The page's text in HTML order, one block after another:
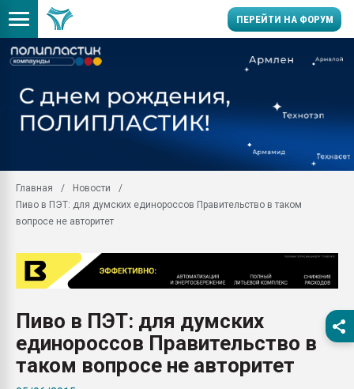
ПЕРЕЙТИ НА ФОРУМ
Вакуум-формовочные
28.07.2026
Всё, что касается
бутылок
вакуумного
Продам отходы
поликарбоната и АБС-
Armaloy PC/ABS-1IM
Главная
Новости
Пиво в ПЭТ: для думских единороссов Правительство в таком
вопросе не авторитет
Пиво в ПЭТ: для думских
единороссов Правительство в
таком вопросе не авторитет